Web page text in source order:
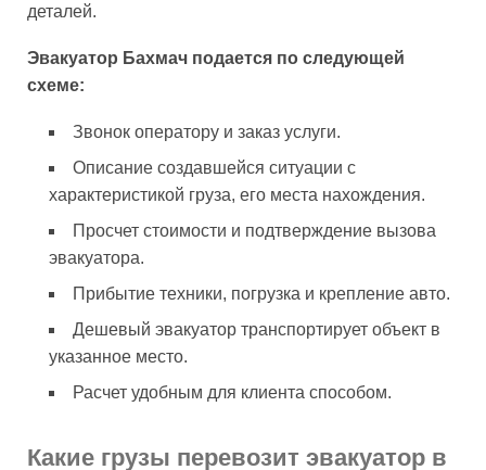
деталей.
Эвакуатор Бахмач подается по следующей
схеме:
Звонок оператору и заказ услуги.
Описание создавшейся ситуации с
характеристикой груза, его места нахождения.
Просчет стоимости и подтверждение вызова
эвакуатора.
Прибытие техники, погрузка и крепление авто.
Дешевый эвакуатор транспортирует объект в
указанное место.
Расчет удобным для клиента способом.
Какие грузы перевозит эвакуатор в